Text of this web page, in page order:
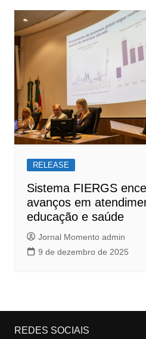
RELEASE
Sistema FIERGS
avanços em
educação e saúde
Jornal Momento admin
9 de dezembro de 2025
REDES SOCIAIS